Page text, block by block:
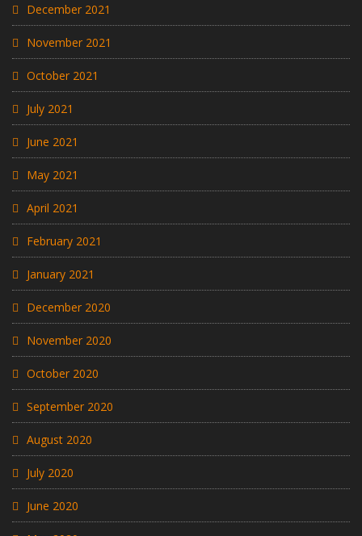
December 2021
November 2021
October 2021
July 2021
June 2021
May 2021
April 2021
February 2021
January 2021
December 2020
November 2020
October 2020
September 2020
August 2020
July 2020
June 2020